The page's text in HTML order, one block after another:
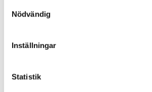
Nödvändig
Inställningar
Statistik